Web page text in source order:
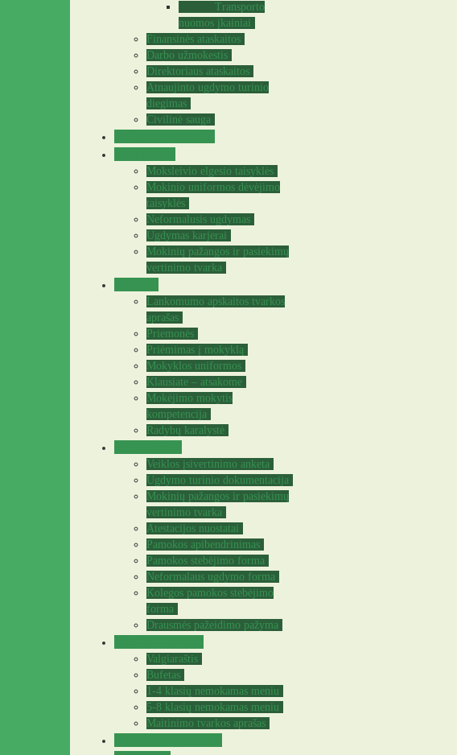
Transporto
nuomos įkainiai
Finansinės ataskaitos
Darbo užmokestis
Direktoriaus ataskaitos
Atnaujinto ugdymo turinio
diegimas
Civilinė sauga
Moksleivio elgesio taisyklės
Mokinio uniformos dėvėjimo
taisyklės
Neformalusis ugdymas
Ugdymas karjerai
Mokinių pažangos ir pasiekimų
vertinimo tvarka
Lankomumo apskaitos tvarkos
aprašas
Priemonės
Priėmimas į mokyklą
Mokyklos uniformos
Klausiate – atsakome
Mokėjimo mokytis
kompetencija
Radybų karalystė
Veiklos įsivertinimo anketa
Ugdymo turinio dokumentacija
Mokinių pažangos ir pasiekimų
vertinimo tvarka
Atestacijos nuostatai
Pamokos apibendrinimas
Pamokos stebėjimo forma
Neformalaus ugdymo forma
Kolegos pamokos stebėjimo
forma
Drausmės pažeidimo pažyma
Valgiaraštis
Bufetas
1-4 klasių nemokamas meniu
5-8 klasių nemokamas meniu
Maitinimo tvarkos aprašas